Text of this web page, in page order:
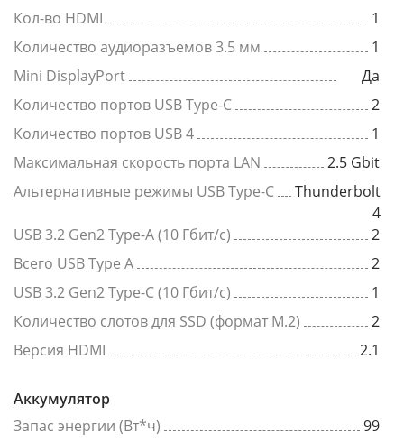
Кол-во HDMI
1
Количество аудиоразъемов 3.5 мм
1
Mini DisplayPort
Да
Количество портов USB Type-C
2
Количество портов USB 4
1
Максимальная скорость порта LAN
2.5 Gbit
Альтернативные режимы USB Type-C
Thunderbolt
4
USB 3.2 Gen2 Type-A (10 Гбит/с)
2
Всего USB Type A
2
USB 3.2 Gen2 Type-C (10 Гбит/с)
1
Количество слотов для SSD (формат M.2)
2
Версия HDMI
2.1
Аккумулятор
Запас энергии (Вт*ч)
99